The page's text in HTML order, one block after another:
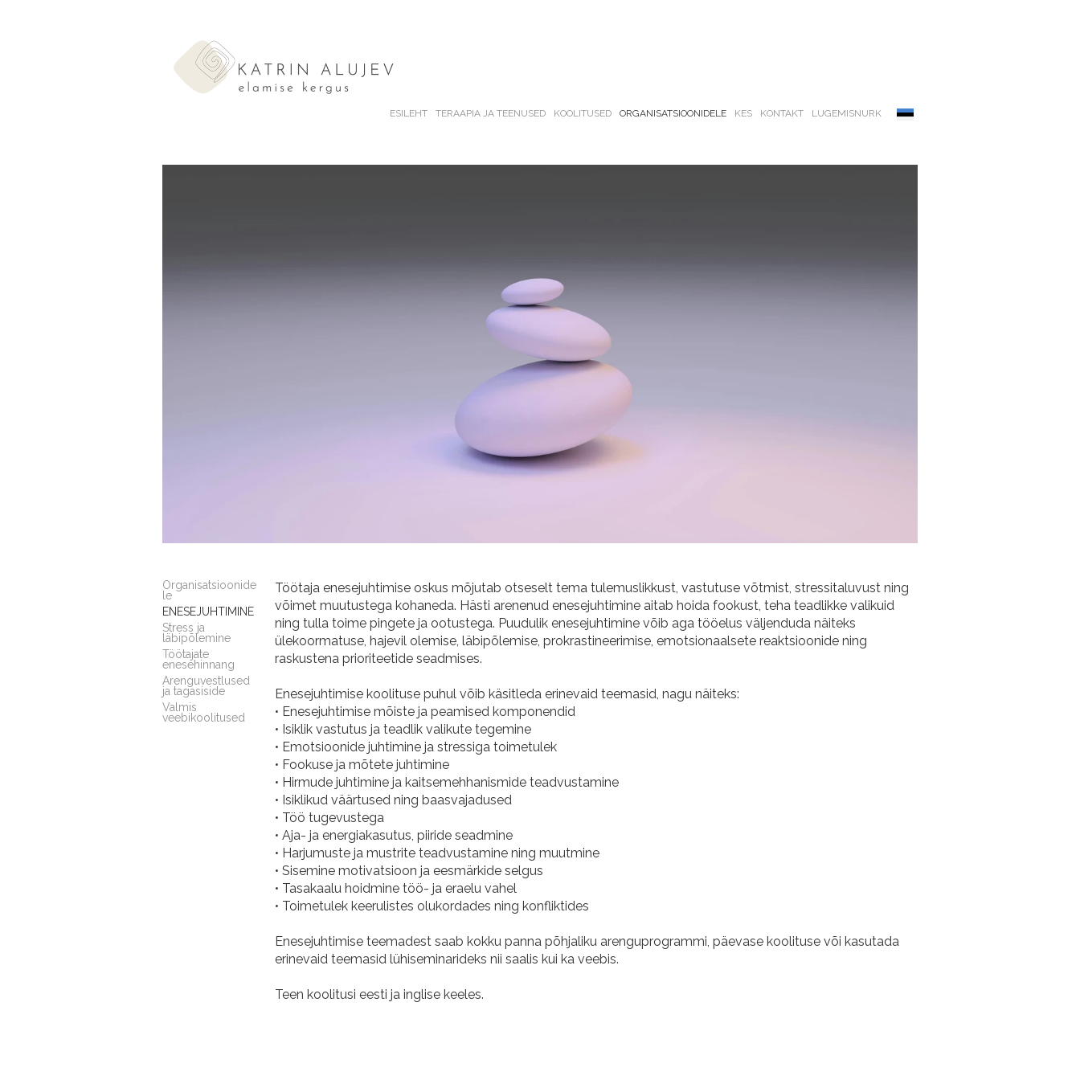
ESILEHT TERAAPIA JA TEENUSED KOOLITUSED ORGANISATSIOONIDELE KES KONTAKT LUGEMISNURK
Organisatsioonide
le
ENESEJUHTIMINE
Stress ja
läbipõlemine
Töötajate
enesehinnang
Arenguvestlused
ja tagasiside
Valmis
veebikoolitused
Töötaja enesejuhtimise oskus mõjutab otseselt tema tulemuslikkust, vastutuse võtmist, stressitaluvust ning
võimet muutustega kohaneda. Hästi arenenud enesejuhtimine aitab hoida fookust, teha teadlikke valikuid
ning tulla toime pingete ja ootustega. Puudulik enesejuhtimine võib aga tööelus väljenduda näiteks
ülekoormatuse, hajevil olemise, läbipõlemise, prokrastineerimise, emotsionaalsete reaktsioonide ning
raskustena prioriteetide seadmises.
Enesejuhtimise koolituse puhul võib käsitleda erinevaid teemasid, nagu näiteks:
• Enesejuhtimise mõiste ja peamised komponendid
• Isiklik vastutus ja teadlik valikute tegemine
• Emotsioonide juhtimine ja stressiga toimetulek
• Fookuse ja mõtete juhtimine
• Hirmude juhtimine ja kaitsemehhanismide teadvustamine
• Isiklikud väärtused ning baasvajadused
• Töö tugevustega
• Aja- ja energiakasutus, piiride seadmine
• Harjumuste ja mustrite teadvustamine ning muutmine
• Sisemine motivatsioon ja eesmärkide selgus
• Tasakaalu hoidmine töö- ja eraelu vahel
• Toimetulek keerulistes olukordades ning konfliktides
Enesejuhtimise teemadest saab kokku panna põhjaliku arenguprogrammi, päevase koolituse või kasutada
erinevaid teemasid lühiseminarideks nii saalis kui ka veebis.
Teen koolitusi eesti ja inglise keeles.